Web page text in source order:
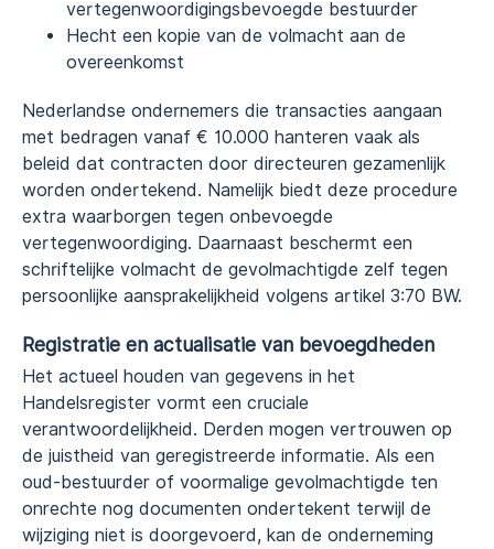
vertegenwoordigingsbevoegde bestuurder
Hecht een kopie van de volmacht aan de
overeenkomst
Nederlandse ondernemers die transacties aangaan
met bedragen vanaf € 10.000 hanteren vaak als
beleid dat contracten door directeuren gezamenlijk
worden ondertekend. Namelijk biedt deze procedure
extra waarborgen tegen onbevoegde
vertegenwoordiging. Daarnaast beschermt een
schriftelijke volmacht de gevolmachtigde zelf tegen
persoonlijke aansprakelijkheid volgens artikel 3:70 BW.
Registratie en actualisatie van bevoegdheden
Het actueel houden van gegevens in het
Handelsregister vormt een cruciale
verantwoordelijkheid. Derden mogen vertrouwen op
de juistheid van geregistreerde informatie. Als een
oud-bestuurder of voormalige gevolmachtigde ten
onrechte nog documenten ondertekent terwijl de
wijziging niet is doorgevoerd, kan de onderneming